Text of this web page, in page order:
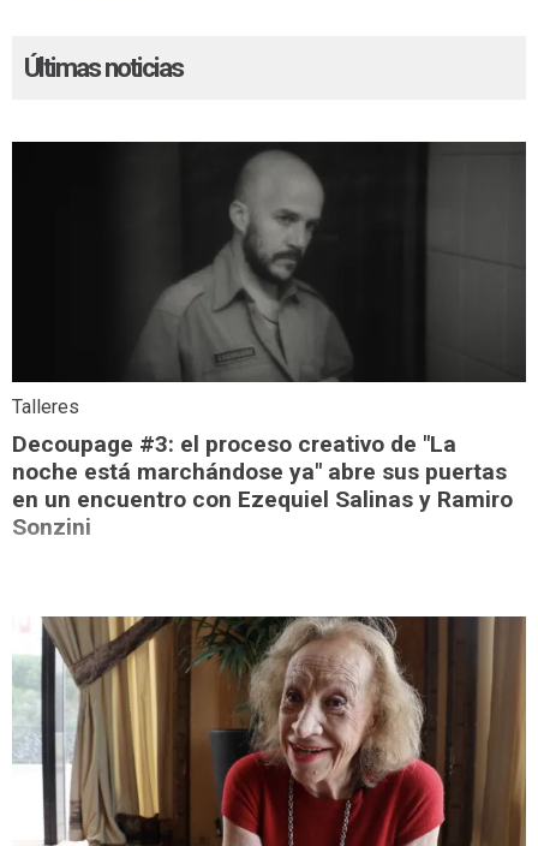
Últimas noticias
Talleres
Decoupage #3: el proceso creativo de "La
noche está marchándose ya" abre sus puertas
en un encuentro con Ezequiel Salinas y Ramiro
Sonzini